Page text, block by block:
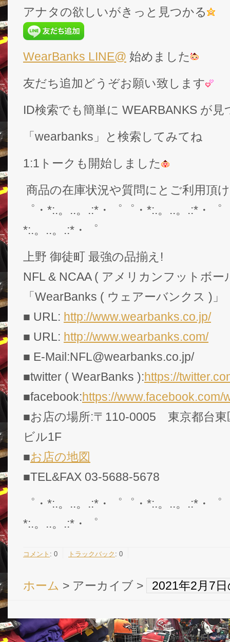
アナタの欲しいがきっと見つかる
WearBanks LINE@ 始めました
友だち追加どうぞお願い致します
ID検索でも簡単に WEARBANKS が
「wearbanks」と検索してみてね
1:1トークも開始しました
商品の在庫状況や質問にとご利用頂
゜・*:.。..。.:*・゜゜・*:.。..。.:*・
*:.。..。.:*・゜
上野 御徒町 最強の品揃え!
NFL & NCAA ( アメリカンフットボー
「WearBanks ( ウェアーバンクス )」
■ URL: http://www.wearbanks.co.jp/
■ URL: http://www.wearbanks.com/
■ E-Mail:NFL@wearbanks.co.jp/
■twitter ( WearBanks ):https://
■facebook:https://www.facebook.com/
■お店の場所:〒110-0005 東京都台
ビル1F
■お店の地図
■TEL&FAX 03-5688-5678
゜・*:.。..。.:*・゜゜・*:.。..。.:*・
*:.。..。.:*・゜
コメント : 0 トラックバック : 0
ホーム > アーカイブ > 2021年2月7
Copyright © NFL グッ